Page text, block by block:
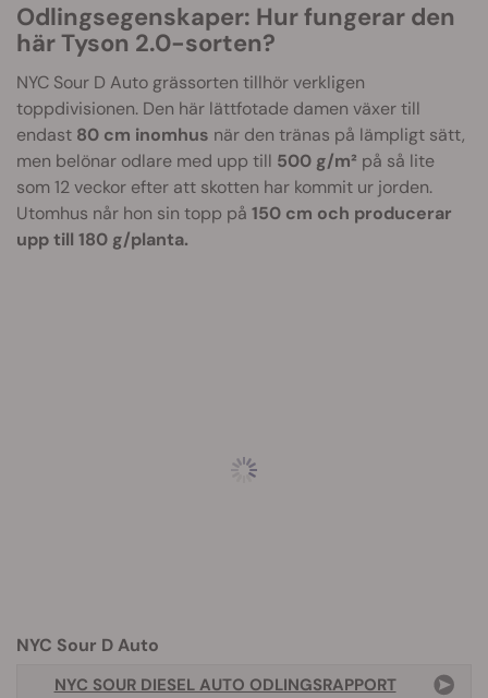
Odlingsegenskaper: Hur fungerar den
här Tyson 2.0-sorten?
NYC Sour D Auto grässorten tillhör verkligen
toppdivisionen. Den här lättfotade damen växer till
endast 80 cm inomhus när den tränas på lämpligt sätt,
men belönar odlare med upp till 500 g/m² på så lite
som 12 veckor efter att skotten har kommit ur jorden.
Utomhus når hon sin topp på 150 cm och producerar
upp till 180 g/planta.
NYC Sour D Auto
NYC SOUR DIESEL AUTO ODLINGSRAPPORT